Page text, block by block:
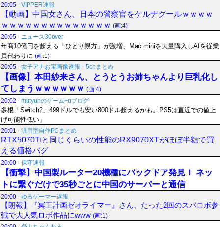
20:05 - VIPPER速報
【動画】中国女さん、日本の警察官をケルナグールｗｗｗｗ
ｗｗｗｗｗｗｗｗｗｗｗｗｗｗ (画:4)
20:05 - ニュース30over
年商10億円を超える「ひとり親方」が激増、Mac miniを大量購入しAIを従業
員代わりに (画:1)
20:05 - 女子アナお宝画像速報－5chまとめ
【画像】本田紗来さん、とうとうお姉ちゃんより巨乳化し
てしまうｗｗｗｗｗｗ (画:4)
20:02 - mutyunのゲーム+αブログ
多根「Switch2、499ドルでも安い800ドル超えるかも。PS5は直近での値上
げ可能性低い」
20:01 - 汎用型自作PCまとめ
RTX5070Tiと同じくらいの性能のRX9070XTがほぼ半額で買
える価格バグ
20:00 - 保守速報
【衝撃】中国製ルーター20機種にバックドア発見！ ネッ
トに繋ぐだけで35秒ごとに中国のサーバーと通信
20:00 - ゆるゲーマー遅報
【朗報】『冥王計画ゼオライマー』さん、たった2回のスパロボ参
戦で大人気ロボ作品にwww (画:1)